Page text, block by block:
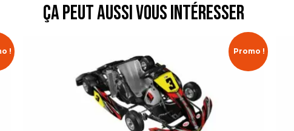
ça peut aussi vous intéresser
! Promo !